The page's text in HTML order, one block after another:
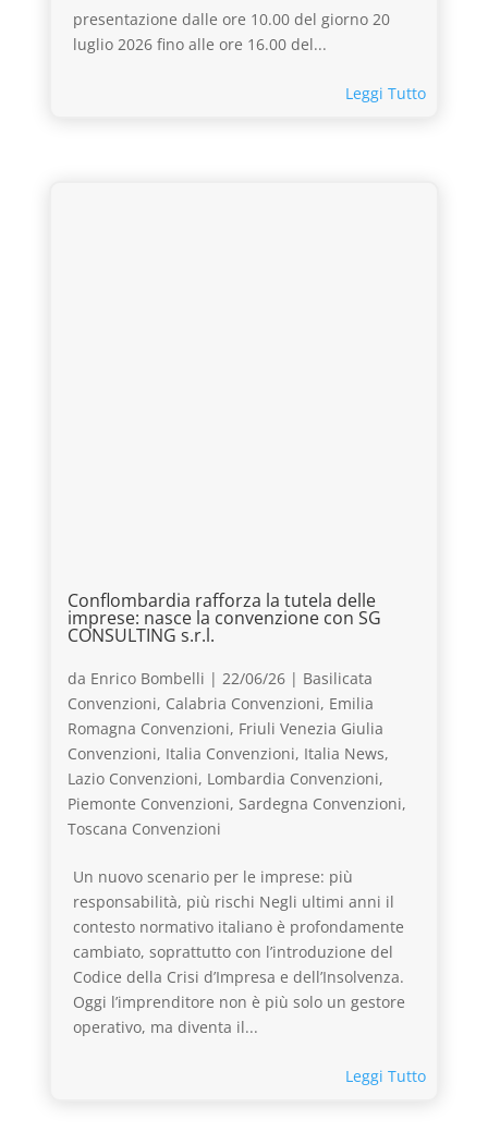
presentazione dalle ore 10.00 del giorno 20
luglio 2026 fino alle ore 16.00 del...
Leggi Tutto
Conflombardia rafforza la tutela delle
imprese: nasce la convenzione con SG
CONSULTING s.r.l.
da Enrico Bombelli | 22/06/26| Basilicata
Convenzioni, Calabria Convenzioni, Emilia
Romagna Convenzioni, Friuli Venezia Giulia
Convenzioni, Italia Convenzioni, Italia News,
Lazio Convenzioni, Lombardia Convenzioni,
Piemonte Convenzioni, Sardegna Convenzioni,
Toscana Convenzioni
Un nuovo scenario per le imprese: più
responsabilità, più rischi Negli ultimi anni il
contesto normativo italiano è profondamente
cambiato, soprattutto con l’introduzione del
Codice della Crisi d’Impresa e dell’Insolvenza.
Oggi l’imprenditore non è più solo un gestore
operativo, ma diventa il...
Leggi Tutto